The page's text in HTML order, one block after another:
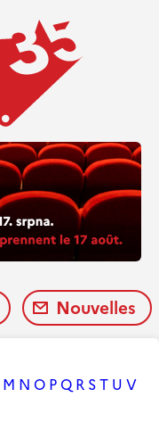
Nouvelles
M N O PQ R ST U V